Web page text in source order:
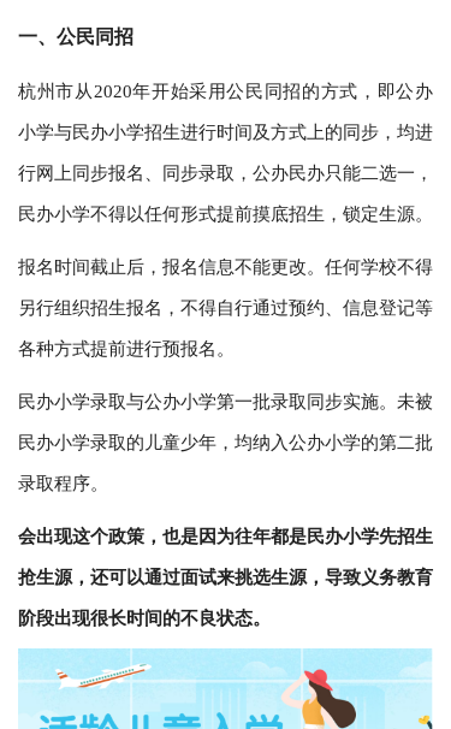
一、公民同招
杭州市从2020年开始采用公民同招的方式，即公办
小学与民办小学招生进行时间及方式上的同步，均进
行网上同步报名、同步录取，公办民办只能二选一，
民办小学不得以任何形式提前摸底招生，锁定生源。
报名时间截止后，报名信息不能更改。任何学校不得
另行组织招生报名，不得自行通过预约、信息登记等
各种方式提前进行预报名。
民办小学录取与公办小学第一批录取同步实施。未被
民办小学录取的儿童少年，均纳入公办小学的第二批
录取程序。
会出现这个政策，也是因为往年都是民办小学先招生
抢生源，还可以通过面试来挑选生源，导致义务教育
阶段出现很长时间的不良状态。